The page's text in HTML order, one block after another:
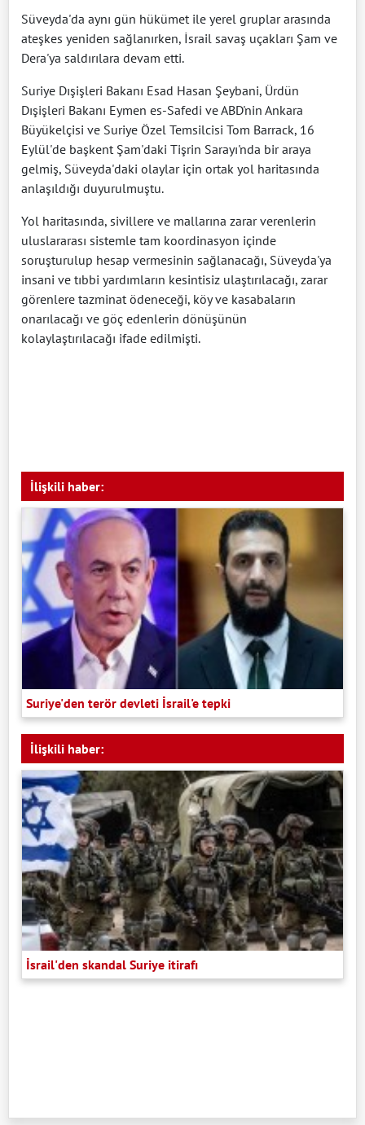
Süveyda'da aynı gün hükümet ile yerel gruplar arasında
ateşkes yeniden sağlanırken, İsrail savaş uçakları Şam ve
Dera'ya saldırılara devam etti.
Suriye Dışişleri Bakanı Esad Hasan Şeybani, Ürdün
Dışişleri Bakanı Eymen es-Safedi ve ABD'nin Ankara
Büyükelçisi ve Suriye Özel Temsilcisi Tom Barrack, 16
Eylül'de başkent Şam'daki Tişrin Sarayı'nda bir araya
gelmiş, Süveyda'daki olaylar için ortak yol haritasında
anlaşıldığı duyurulmuştu.
Yol haritasında, sivillere ve mallarına zarar verenlerin
uluslararası sistemle tam koordinasyon içinde
soruşturulup hesap vermesinin sağlanacağı, Süveyda'ya
insani ve tıbbi yardımların kesintisiz ulaştırılacağı, zarar
görenlere tazminat ödeneceği, köy ve kasabaların
onarılacağı ve göç edenlerin dönüşünün
kolaylaştırılacağı ifade edilmişti.
İlişkili haber:
Suriye'den terör devleti İsrail'e tepki
İlişkili haber:
İsrail'den skandal Suriye itirafı